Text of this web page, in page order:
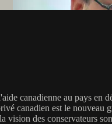
canadienne au pays
canadien est le nouveau
des conservateurs